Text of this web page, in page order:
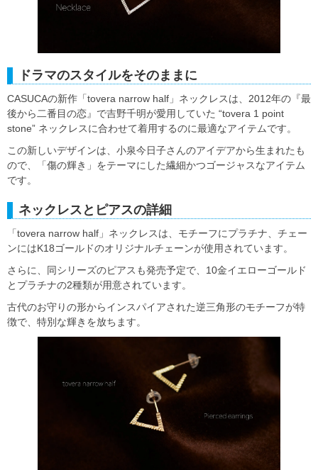
ドラマのスタイルをそのままに
CASUCAの新作「tovera narrow half」ネックレスは、2012年の『最
後から二番目の恋』で吉野千明が愛用していた “tovera 1 point
stone” ネックレスに合わせて着用するのに最適なアイテムです。
この新しいデザインは、小泉今日子さんのアイデアから生まれたも
ので、「傷の輝き」をテーマにした繊細かつゴージャスなアイテム
です。
ネックレスとピアスの詳細
「tovera narrow half」ネックレスは、モチーフにプラチナ、チェー
ンにはK18ゴールドのオリジナルチェーンが使用されています。
さらに、同シリーズのピアスも発売予定で、10金イエローゴールド
とプラチナの2種類が用意されています。
古代のお守りの形からインスパイアされた逆三角形のモチーフが特
徴で、特別な輝きを放ちます。